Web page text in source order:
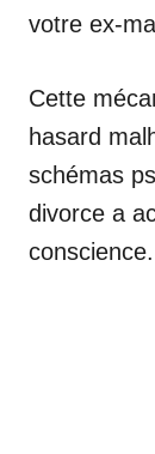
votre ex-
Cette
hasard
schémas
divorce a
conscience.